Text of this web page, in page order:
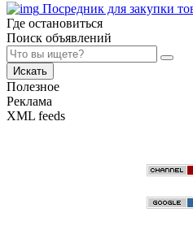
Посредник для закупки
Где остановиться
Поиск объявлений
Искать
Полезное
Реклама
XML feeds